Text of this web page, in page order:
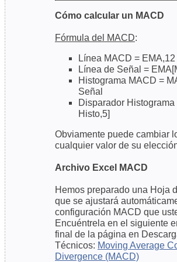
Cómo calcular un MACD
Fórmula del MACD:
Línea MACD =
Línea de Señal =
Histograma MACD =
Señal
Disparador
Histo,5]
Obviamente puede cambiar
cualquier valor de su
Archivo Excel MACD
Hemos preparado una Hoja
que se ajustará
configuración MACD que
Encuéntrela en el siguiente
final de la página en
Técnicos: Moving Average
Divergence (MACD)